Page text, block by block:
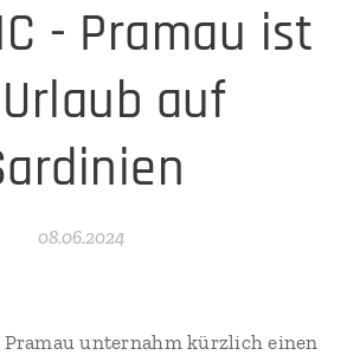
- Pramau ist
auf
08.06.2024
unternahm kürzlich einen